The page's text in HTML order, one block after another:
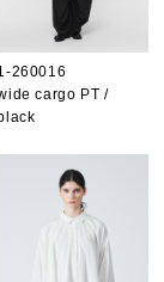
260016
cargo PT /